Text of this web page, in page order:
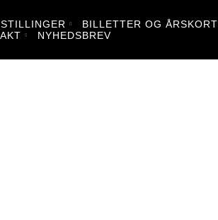
BILLETTER OG ÅRSKORT
NYHEDSBREV